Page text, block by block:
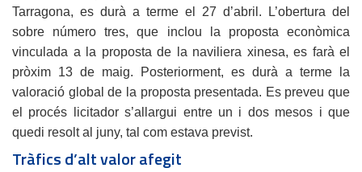
Tarragona, es durà a terme el 27 d’abril. L’obertura del
sobre número tres, que inclou la proposta econòmica
vinculada a la proposta de la naviliera xinesa, es farà el
pròxim 13 de maig. Posteriorment, es durà a terme la
valoració global de la proposta presentada. Es preveu que
el procés licitador s’allargui entre un i dos mesos i que
quedi resolt al juny, tal com estava previst.
Tràfics d’alt valor afegit